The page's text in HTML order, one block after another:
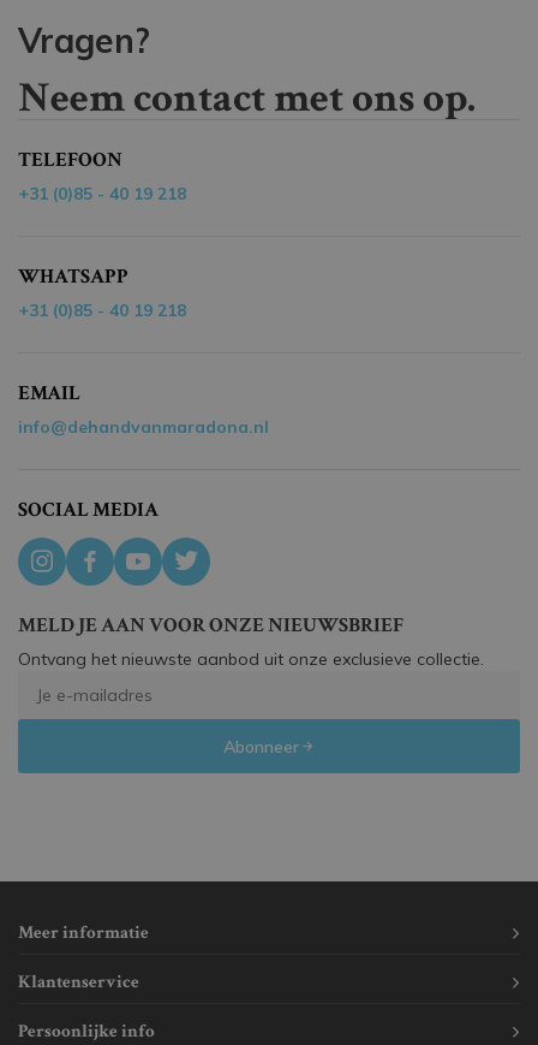
Vragen?
Neem contact met ons op.
TELEFOON
+31 (0)85 - 40 19 218
WHATSAPP
+31 (0)85 - 40 19 218
EMAIL
info@dehandvanmaradona.nl
SOCIAL MEDIA
MELD JE AAN VOOR ONZE NIEUWSBRIEF
Ontvang het nieuwste aanbod uit onze exclusieve collectie.
Abonneer
Meer informatie
Klantenservice
Persoonlijke info